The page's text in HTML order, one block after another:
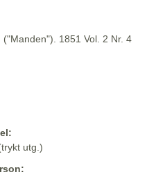
("Manden"). 1851 Vol. 2 Nr. 4
utg.)